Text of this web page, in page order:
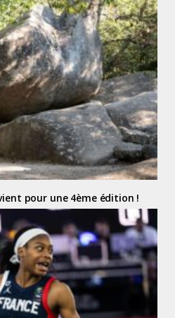
pour une 4ème édition !